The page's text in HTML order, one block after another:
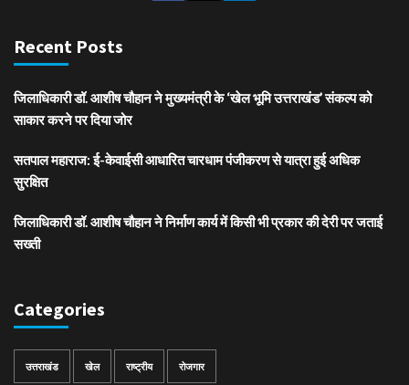
Recent Posts
जिलाधिकारी डॉ. आशीष चौहान ने मुख्यमंत्री के ‘खेल भूमि उत्तराखंड’ संकल्प को
साकार करने पर दिया जोर
सतपाल महाराज: ई-केवाईसी आधारित चारधाम पंजीकरण से यात्रा हुई अधिक
सुरक्षित
जिलाधिकारी डॉ. आशीष चौहान ने निर्माण कार्य में किसी भी प्रकार की देरी पर जताई
सख्ती
Categories
उत्तराखंड खेल राष्ट्रीय रोजगार